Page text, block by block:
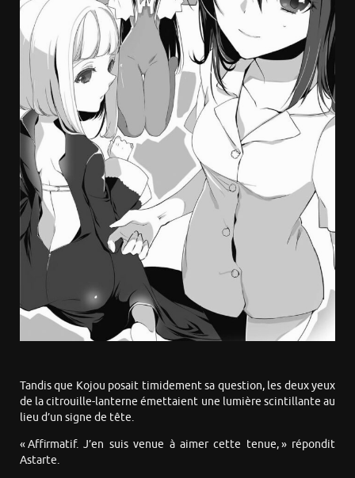
Tandis que Kojou posait timidement sa question, les deux yeux
de la citrouille-lanterne émettaient une lumière scintillante au
lieu d’un signe de tête.
« Affirmatif. J’en suis venue à aimer cette tenue, » répondit
Astarte.